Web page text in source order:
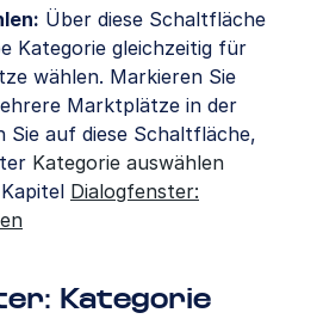
Über diese Schaltfläche
Kategorie gleichzeitig für
wählen. Markieren Sie
Marktplätze in der
Sie auf diese Schaltfläche,
Kategorie auswählen
Dialogfenster:
Kategorie